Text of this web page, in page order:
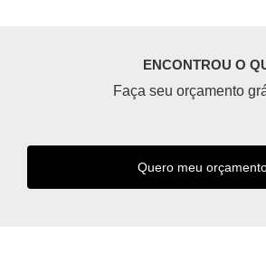
ENCONTROU O
Faça seu orçamento
Quero meu